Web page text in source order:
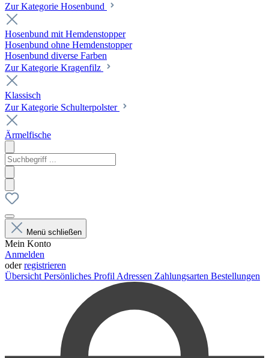
Zur Kategorie Hosenbund
Hosenbund mit Hemdenstopper
Hosenbund ohne Hemdenstopper
Hosenbund diverse Farben
Zur Kategorie Kragenfilz
Klassisch
Zur Kategorie Schulterpolster
Ärmelfische
Menü schließen
Mein Konto
Anmelden
oderregistrieren
Übersicht Persönliches Profil Adressen Zahlungsarten Bestellungen